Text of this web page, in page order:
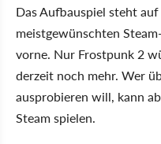
Das Aufbauspiel steht
meistgewünschten
vorne. Nur Frostpunk 2
derzeit noch mehr. Wer
ausprobieren will, kann
Steam spielen.